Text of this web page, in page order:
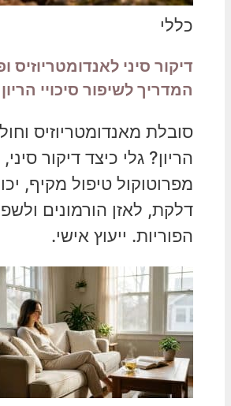
כללי
דיקור סיני לאנדומטריוזיס
המדריך לשיפור סיכויי
סובלת מאנדומטריוזיס
הריון? גלי כיצד דיקור
מפרוטוקול טיפול מקיף,
דלקת, לאזן הורמונים
הפוריות. ייעוץ אישי.